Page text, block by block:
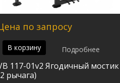
по запросу
В корзину Подробнее
117-01v2 Ягодичный мостик
рычага)